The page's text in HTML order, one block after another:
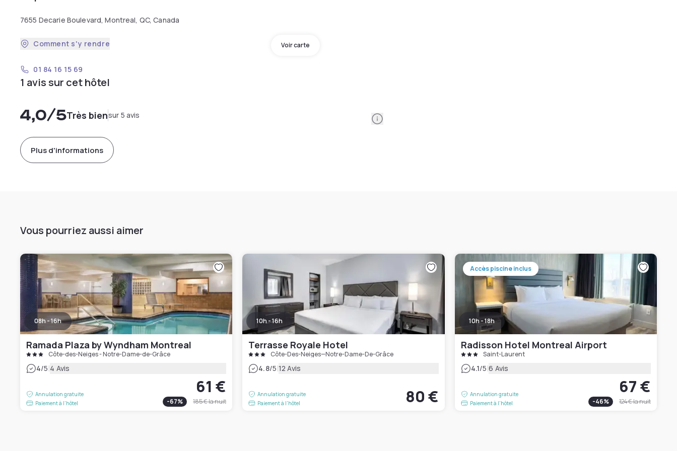
7655 Decarie Boulevard, Montreal, QC, Canada
Voir carte
Comment s'y rendre
01 84 16 15 69
1 avis sur cet hôtel
4,0/5Très biensur 5 avis Information
Plus d'informations
Vous pourriez aussi aimer
08h - 16h
Ramada Plaza by Wyndham Montreal
Côte-des-Neiges - Notre-Dame-de-Grâce
4/5|4 Avis
Annulation gratuite
Paiement à l'hôtel
61 €
-67% 185 €la nuit
10h - 16h
Terrasse Royale Hotel
Côte-Des-Neiges—Notre-Dame-De-Grâce
4.8/5|12 Avis
Annulation gratuite
Paiement à l'hôtel
80 €
Accès piscine inclus
10h - 18h
Radisson Hotel Montreal Airport
Saint-Laurent
4.1/5|6 Avis
Annulation gratuite
Paiement à l'hôtel
67 €
-46% 124 €la nuit